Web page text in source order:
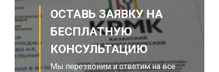
ОСТАВЬ ЗАЯВКУ НА
БЕСПЛАТНУЮ
КОНСУЛЬТАЦИЮ
Мы перезвоним и ответим на все